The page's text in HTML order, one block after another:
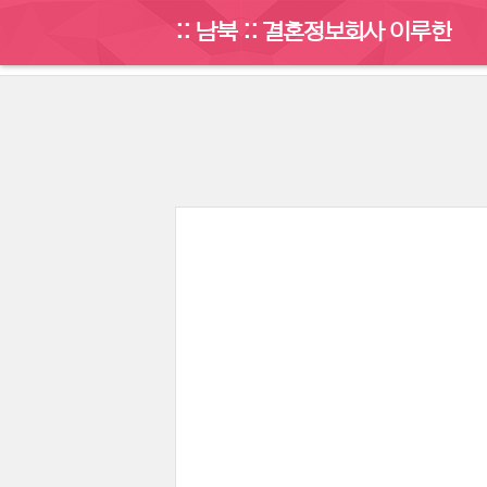
:: 남북 :: 결혼정보회사 이루한
게시판